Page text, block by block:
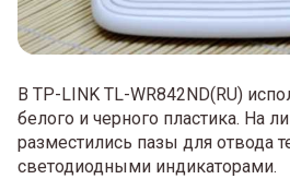
В TP-LINK TL-WR842ND(RU)
белого и черного пластика. На
разместились пазы для отвода
светодиодными индикаторами.